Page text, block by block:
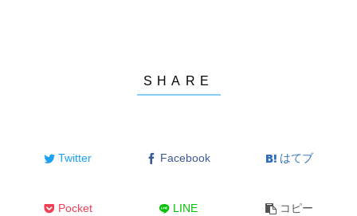
Twitter Facebook はてブ
Pocket LINE コピー